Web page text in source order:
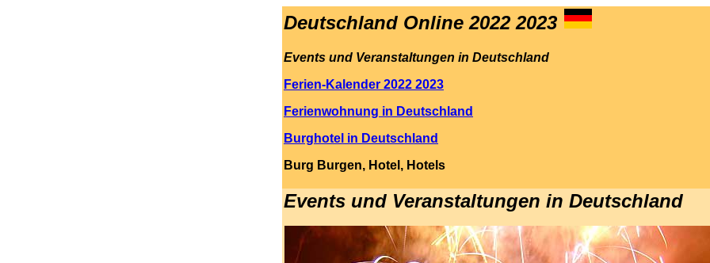
Deutschland Online 2022 2023
Events und Veranstaltungen in Deutschland
Ferien-Kalender 2022 2023
Ferienwohnung in Deutschland
Burghotel in Deutschland
Burg Burgen, Hotel, Hotels
Events und Veranstaltungen in Deutschland